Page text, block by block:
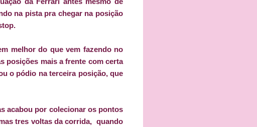
na pista pra chegar na posição
melhor do que vem fazendo no
posições mais a frente com certa
o pódio na terceira posição, que
acabou por colecionar os pontos
tres voltas da corrida, quando